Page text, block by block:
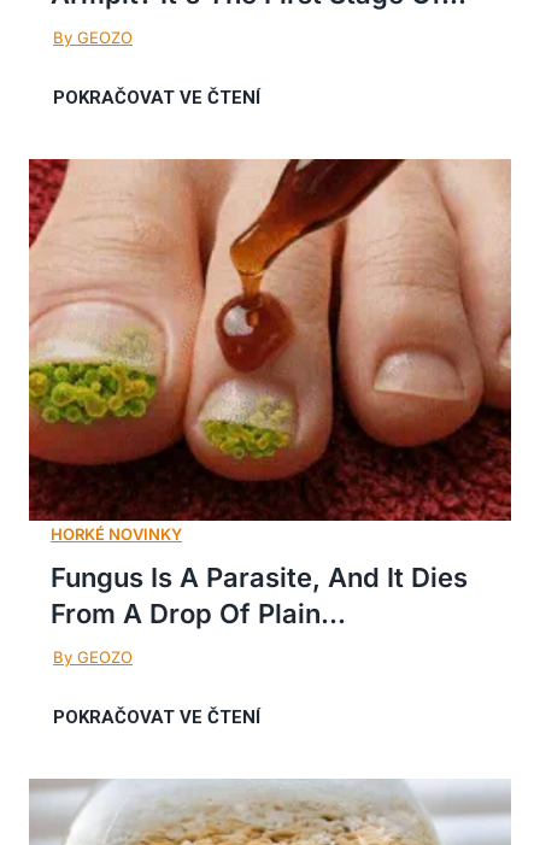
Fungus Is A Parasite, And It Dies
From A Drop Of Plain...